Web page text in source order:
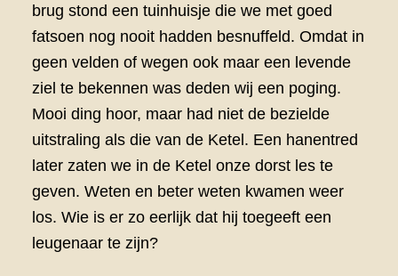
brug stond een tuinhuisje die we met goed
fatsoen nog nooit hadden besnuffeld. Omdat in
geen velden of wegen ook maar een levende
ziel te bekennen was deden wij een poging.
Mooi ding hoor, maar had niet de bezielde
uitstraling als die van de Ketel. Een hanentred
later zaten we in de Ketel onze dorst les te
geven. Weten en beter weten kwamen weer
los. Wie is er zo eerlijk dat hij toegeeft een
leugenaar te zijn?